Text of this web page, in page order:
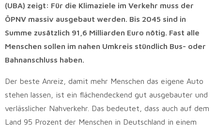
(UBA) zeigt: Für die Klimaziele im Verkehr muss der
ÖPNV massiv ausgebaut werden. Bis 2045 sind in
Summe zusätzlich 91,6 Milliarden Euro nötig. Fast alle
Menschen sollen im nahen Umkreis stündlich Bus- oder
Bahnanschluss haben.
Der beste Anreiz, damit mehr Menschen das eigene Auto
stehen lassen, ist ein flächendeckend gut ausgebauter und
verlässlicher Nahverkehr. Das bedeutet, dass auch auf dem
Land 95 Prozent der Menschen in Deutschland in einem